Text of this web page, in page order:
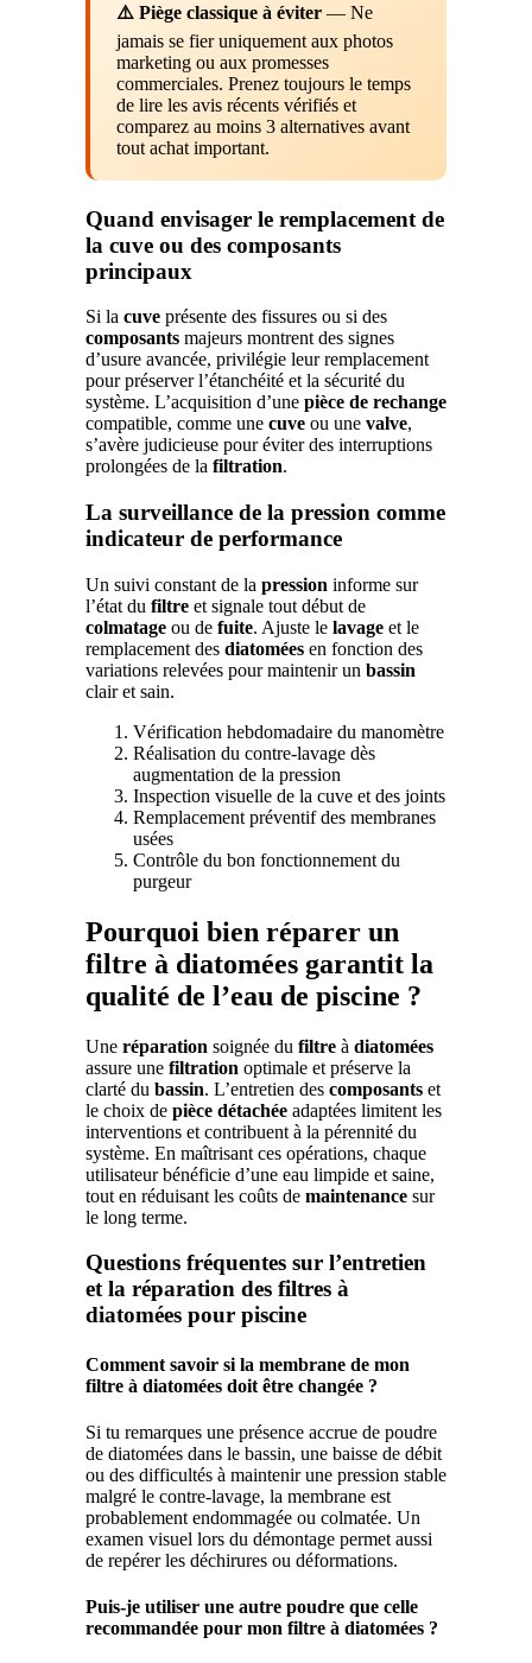
⚠️ Piège classique à éviter — Ne
jamais se fier uniquement aux photos
marketing ou aux promesses
commerciales. Prenez toujours le temps
de lire les avis récents vérifiés et
comparez au moins 3 alternatives avant
tout achat important.
Quand envisager le remplacement de
la cuve ou des composants
principaux
Si la cuve présente des fissures ou si des
composants majeurs montrent des signes
d’usure avancée, privilégie leur remplacement
pour préserver l’étanchéité et la sécurité du
système. L’acquisition d’une pièce de rechange
compatible, comme une cuve ou une valve,
s’avère judicieuse pour éviter des interruptions
prolongées de la filtration.
La surveillance de la pression comme
indicateur de performance
Un suivi constant de la pression informe sur
l’état du filtre et signale tout début de
colmatage ou de fuite. Ajuste le lavage et le
remplacement des diatomées en fonction des
variations relevées pour maintenir un bassin
clair et sain.
Vérification hebdomadaire du manomètre
Réalisation du contre-lavage dès
augmentation de la pression
Inspection visuelle de la cuve et des joints
Remplacement préventif des membranes
usées
Contrôle du bon fonctionnement du
purgeur
Pourquoi bien réparer un
filtre à diatomées garantit la
qualité de l’eau de piscine ?
Une réparation soignée du filtre à diatomées
assure une filtration optimale et préserve la
clarté du bassin. L’entretien des composants et
le choix de pièce détachée adaptées limitent les
interventions et contribuent à la pérennité du
système. En maîtrisant ces opérations, chaque
utilisateur bénéficie d’une eau limpide et saine,
tout en réduisant les coûts de maintenance sur
le long terme.
Questions fréquentes sur l’entretien
et la réparation des filtres à
diatomées pour piscine
Comment savoir si la membrane de mon
filtre à diatomées doit être changée ?
Si tu remarques une présence accrue de poudre
de diatomées dans le bassin, une baisse de débit
ou des difficultés à maintenir une pression stable
malgré le contre-lavage, la membrane est
probablement endommagée ou colmatée. Un
examen visuel lors du démontage permet aussi
de repérer les déchirures ou déformations.
Puis-je utiliser une autre poudre que celle
recommandée pour mon filtre à diatomées ?